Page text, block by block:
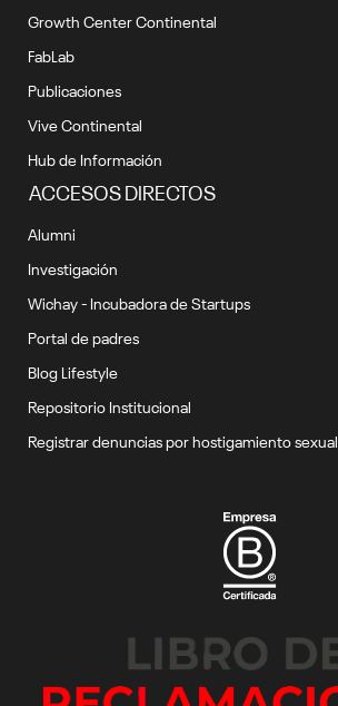
Growth Center Continental
FabLab
Publicaciones
Vive Continental
Hub de Información
ACCESOS DIRECTOS
Alumni
Investigación
Wichay - Incubadora de Startups
Portal de padres
Blog Lifestyle
Repositorio Institucional
Registrar denuncias por hostigamiento sexual